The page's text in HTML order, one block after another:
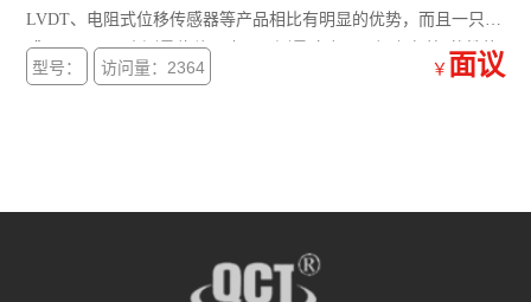
LVDT、电阻式位移传感器等产品相比有明显的优势，而且一只传
感器既可以用来测量位移，也可以测量速度，再加上有着*的性能
价格比和厂家及时周到的售后服务，足可让用户更加放心地使
型号： 访问量：2364 ￥ 面议